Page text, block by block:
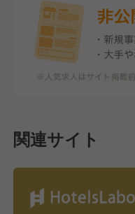
関連サイト